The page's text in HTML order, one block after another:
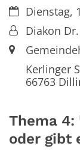
Datum:Dienstag,
Von:Diakon
Ort:
Kerlinger
66763
Thema
oder gibt